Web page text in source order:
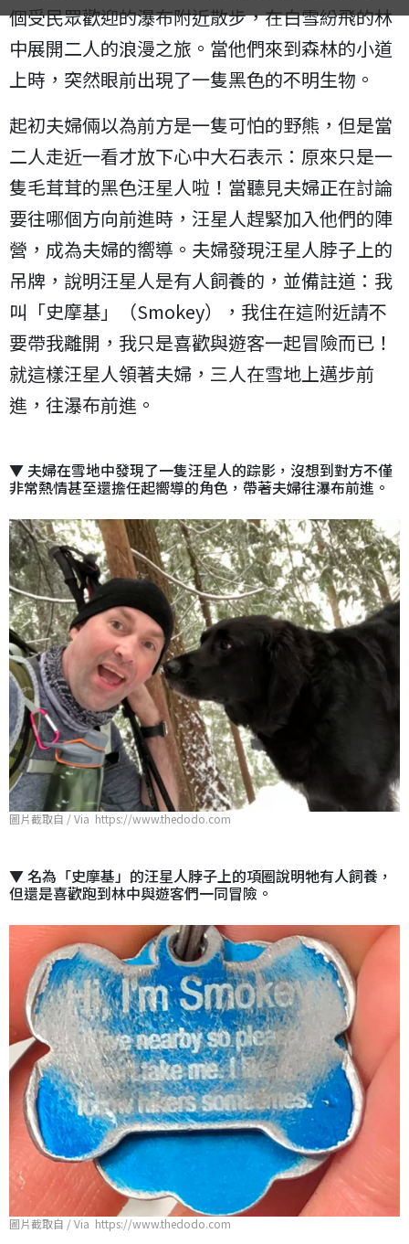
個受民眾歡迎的瀑布附近散步，在白雪紛飛的林
中展開二人的浪漫之旅。當他們來到森林的小道
上時，突然眼前出現了一隻黑色的不明生物。
起初夫婦倆以為前方是一隻可怕的野熊，但是當
二人走近一看才放下心中大石表示：原來只是一
隻毛茸茸的黑色汪星人啦！當聽見夫婦正在討論
要往哪個方向前進時，汪星人趕緊加入他們的陣
營，成為夫婦的嚮導。夫婦發現汪星人脖子上的
吊牌，說明汪星人是有人飼養的，並備註道：我
叫「史摩基」（Smokey），我住在這附近請不
要帶我離開，我只是喜歡與遊客一起冒險而已！
就這樣汪星人領著夫婦，三人在雪地上邁步前
進，往瀑布前進。
▼ 夫婦在雪地中發現了一隻汪星人的踪影，沒想到對方不僅
非常熱情甚至還擔任起嚮導的角色，帶著夫婦往瀑布前進。
圖片截取自 / Via https://www.thedodo.com
▼ 名為「史摩基」的汪星人脖子上的項圈說明牠有人飼養，
但還是喜歡跑到林中與遊客們一同冒險。
圖片截取自 / Via https://www.thedodo.com